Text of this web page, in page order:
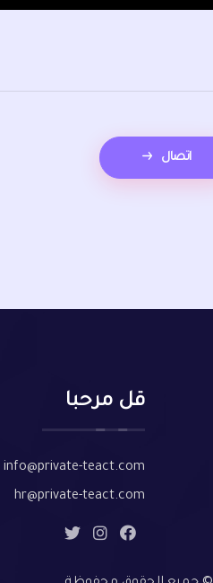
اتصال
قل مرحبا
info@private-teact.com
hr@private-teact.com